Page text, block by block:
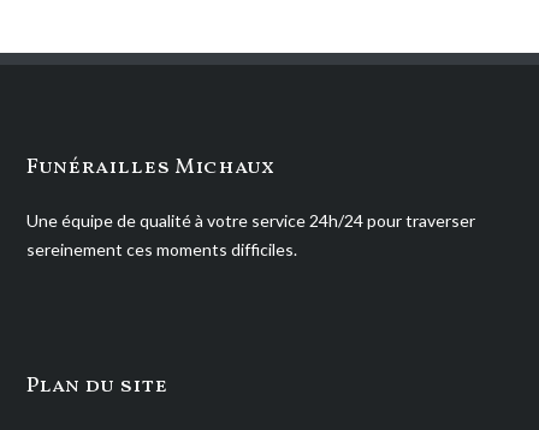
Funérailles Michaux
Une équipe de qualité à votre service 24h/24 pour traverser
sereinement ces moments difficiles.
Plan du site